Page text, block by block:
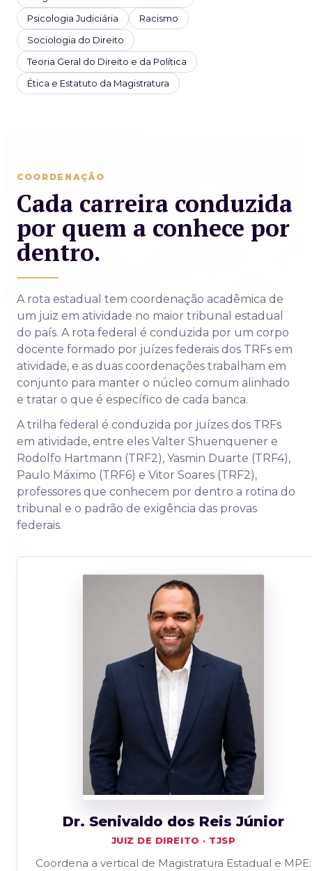
Psicologia Judiciária
Racismo
Sociologia do Direito
Teoria Geral do Direito e da Política
Ética e Estatuto da Magistratura
COORDENAÇÃO
Cada carreira conduzida
por quem a conhece por
dentro.
A rota estadual tem coordenação acadêmica de
um juiz em atividade no maior tribunal estadual
do país. A rota federal é conduzida por um corpo
docente formado por juízes federais dos TRFs em
atividade, e as duas coordenações trabalham em
conjunto para manter o núcleo comum alinhado
e tratar o que é específico de cada banca.
A trilha federal é conduzida por juízes dos TRFs
em atividade, entre eles Valter Shuenquener e
Rodolfo Hartmann (TRF2), Yasmin Duarte (TRF4),
Paulo Máximo (TRF6) e Vitor Soares (TRF2),
professores que conhecem por dentro a rotina do
tribunal e o padrão de exigência das provas
federais.
Dr. Senivaldo dos Reis Júnior
JUIZ DE DIREITO · TJSP
Coordena a vertical de Magistratura Estadual e MPE: